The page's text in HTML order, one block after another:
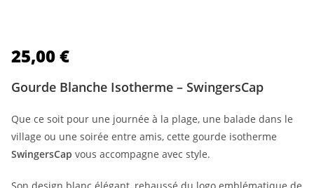
25,00€
Gourde Blanche Isotherme – SwingersCap
Que ce soit pour une journée à la plage, une balade dans le
village ou une soirée entre amis, cette gourde isotherme
SwingersCap vous accompagne avec style.
Son design blanc élégant, rehaussé du logo emblématique de